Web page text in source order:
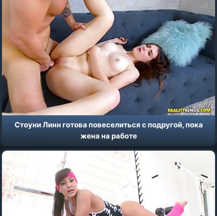
Стоуни Линн готова повеселиться с подругой, пока
жена на работе